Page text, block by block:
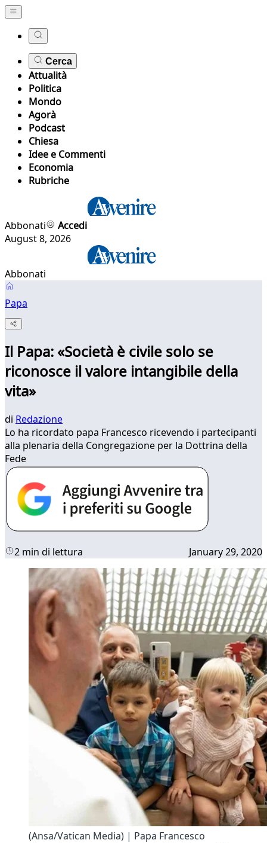
Cerca
Attualità
Politica
Mondo
Agorà
Podcast
Chiesa
Idee e Commenti
Economia
Rubriche
Abbonati
Accedi
August 8, 2026
Abbonati
Papa
Il Papa: «Società è civile solo se
riconosce il valore intangibile della
vita»
di Redazione
Lo ha ricordato papa Francesco ricevendo i partecipanti
alla plenaria della Congregazione per la Dottrina della
Fede
2 min di lettura January 29, 2020
(Ansa/Vatican Media) | Papa Francesco